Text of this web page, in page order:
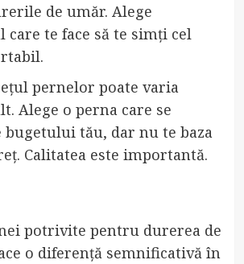
de umăr. Alege
te face să te simți cel
pernelor poate varia
Alege o perna care se
bugetului tău, dar nu te baza
Calitatea este importantă.
potrivite pentru durerea de
o diferență semnificativă în